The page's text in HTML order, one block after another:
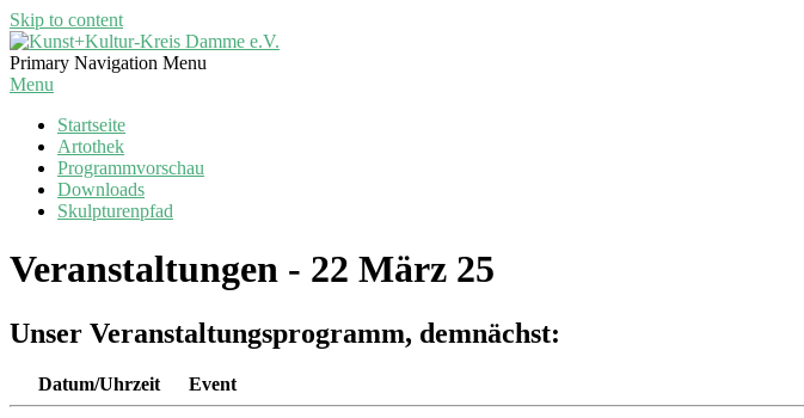
Skip to content
Kunst+Kultur-
Kreis
Primary Navigation Menu
Menu
Startseite
Artothek
Programmvorschau
Downloads
Skulpturenpfad
Veranstaltungen - 22 März 25
Unser Veranstaltungsprogramm, demnächst:
Datum/Uhrzeit Event